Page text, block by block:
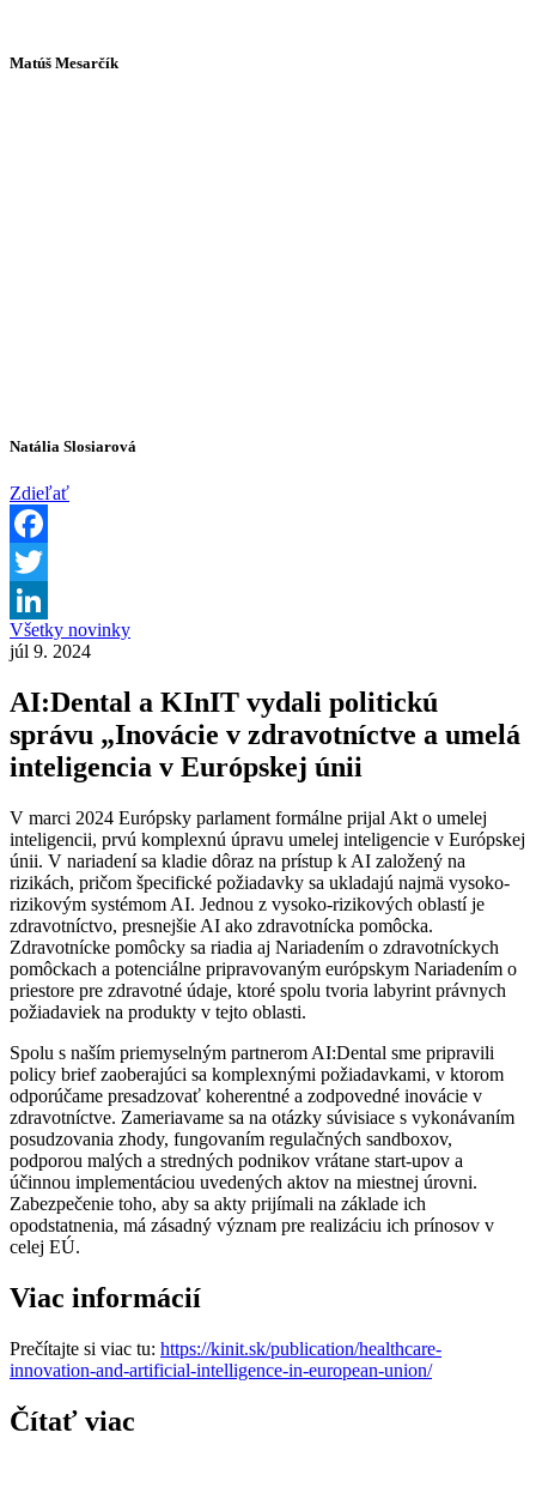
Matúš Mesarčík
Natália Slosiarová
Zdieľať
Facebook
Twitter
LinkedIn
Všetky novinky
júl 9. 2024
AI:Dental a KInIT vydali politickú
správu „Inovácie v zdravotníctve a umelá
inteligencia v Európskej únii
V marci 2024 Európsky parlament formálne prijal Akt o umelej
inteligencii, prvú komplexnú úpravu umelej inteligencie v Európskej
únii. V nariadení sa kladie dôraz na prístup k AI založený na
rizikách, pričom špecifické požiadavky sa ukladajú najmä vysoko-
rizikovým systémom AI. Jednou z vysoko-rizikových oblastí je
zdravotníctvo, presnejšie AI ako zdravotnícka pomôcka.
Zdravotnícke pomôcky sa riadia aj Nariadením o zdravotníckych
pomôckach a potenciálne pripravovaným európskym Nariadením o
priestore pre zdravotné údaje, ktoré spolu tvoria labyrint právnych
požiadaviek na produkty v tejto oblasti.
Spolu s naším priemyselným partnerom AI:Dental sme pripravili
policy brief zaoberajúci sa komplexnými požiadavkami, v ktorom
odporúčame presadzovať koherentné a zodpovedné inovácie v
zdravotníctve. Zameriavame sa na otázky súvisiace s vykonávaním
posudzovania zhody, fungovaním regulačných sandboxov,
podporou malých a stredných podnikov vrátane start-upov a
účinnou implementáciou uvedených aktov na miestnej úrovni.
Zabezpečenie toho, aby sa akty prijímali na základe ich
opodstatnenia, má zásadný význam pre realizáciu ich prínosov v
celej EÚ.
Viac informácií
Prečítajte si viac tu: https://kinit.sk/publication/healthcare-
innovation-and-artificial-intelligence-in-european-union/
Čítať viac